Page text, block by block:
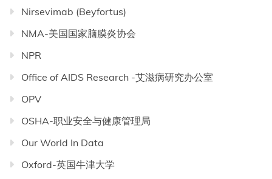
Nirsevimab (Beyfortus)
NMA-美国国家脑膜炎协会
NPR
Office of AIDS Research -艾滋病研究办公室
OPV
OSHA-职业安全与健康管理局
Our World In Data
Oxford-英国牛津大学